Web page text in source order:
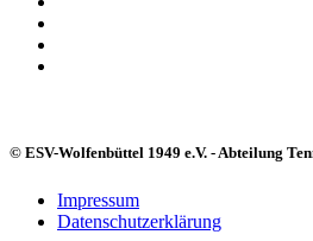
© ESV-Wolfenbüttel 1949 e.V. - Abteilung
Impressum
Datenschutzerklärung